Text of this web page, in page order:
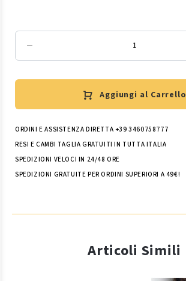
Aggiungi al Carrello
ORDINI E ASSISTENZA DIRETTA +39 3460758777
RESI E CAMBI TAGLIA GRATUITI IN TUTTA ITALIA
SPEDIZIONI VELOCI IN 24/48 ORE
SPEDIZIONI GRATUITE PER ORDINI SUPERIORI A 49€!
Articoli Simili